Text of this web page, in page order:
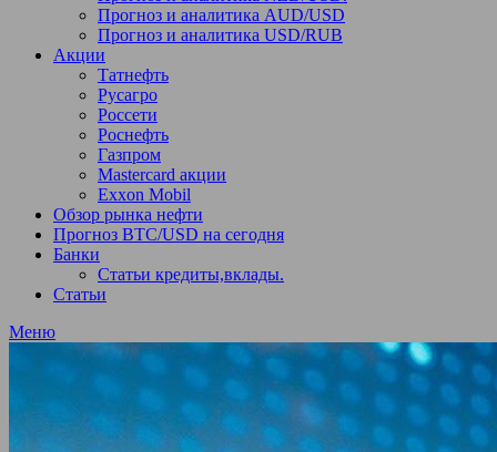
Прогноз и аналитика AUD/USD
Прогноз и аналитика USD/RUB
Акции
Татнефть
Русагро
Россети
Роснефть
Газпром
Mastercard акции
Exxon Mobil
Обзор рынка нефти
Прогноз BTC/USD на сегодня
Банки
Статьи кредиты,вклады.
Статьи
Меню